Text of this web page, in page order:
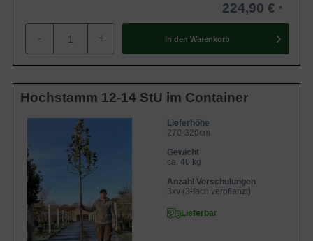
224,90 €
- + In den Warenkorb
Hochstamm 12-14 StU im Container
Lieferhöhe
270-320cm
Gewicht
ca. 40 kg
Anzahl Verschulungen
3xv (3-fach verpflanzt)
Lieferbar